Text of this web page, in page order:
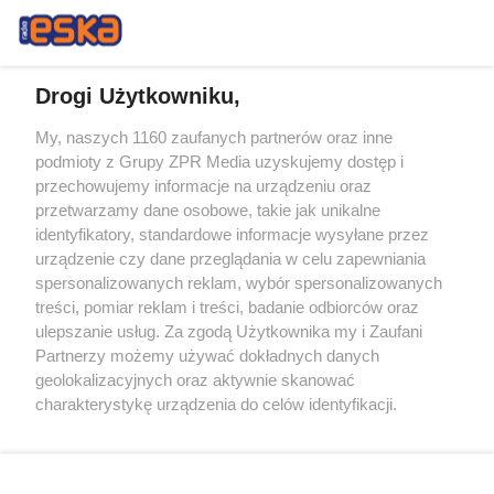
Żaden utwór zamieszczony w serwisie nie może być powielany i
rozpowszechniany lub dalej rozpowszechniany w jakikolwiek sposób (w
tym także elektroniczny lub mechaniczny) na jakimkolwiek polu
eksploatacji w jakiejkolwiek formie, włącznie z umieszczaniem w
Internecie bez pisemnej zgody właściciela praw. Jakiekolwiek użycie lub
wykorzystanie utworów w całości lub w części z naruszeniem prawa,
tzn. bez właściwej zgody, jest zabronione pod groźbą kary i może być
ścigane prawnie.
Drogi Użytkowniku,
My, naszych 1160 zaufanych partnerów oraz inne
podmioty z Grupy ZPR Media uzyskujemy dostęp i
przechowujemy informacje na urządzeniu oraz
przetwarzamy dane osobowe, takie jak unikalne
identyfikatory, standardowe informacje wysyłane przez
urządzenie czy dane przeglądania w celu zapewniania
spersonalizowanych reklam, wybór spersonalizowanych
treści, pomiar reklam i treści, badanie odbiorców oraz
ulepszanie usług. Za zgodą Użytkownika my i Zaufani
Partnerzy możemy używać dokładnych danych
geolokalizacyjnych oraz aktywnie skanować
charakterystykę urządzenia do celów identyfikacji.